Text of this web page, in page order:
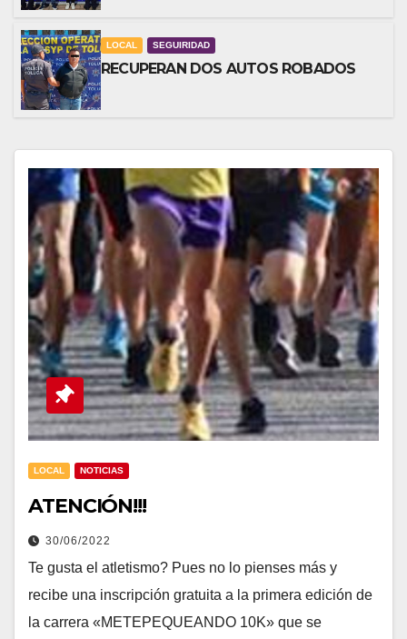
LOCAL SEGUIRIDAD
RECUPERAN DOS AUTOS ROBADOS
LOCAL NOTICIAS
ATENCIÓN!!!
30/06/2022
Te gusta el atletismo? Pues no lo pienses más y
recibe una inscripción gratuita a la primera edición de
la carrera «METEPEQUEANDO 10K» que se